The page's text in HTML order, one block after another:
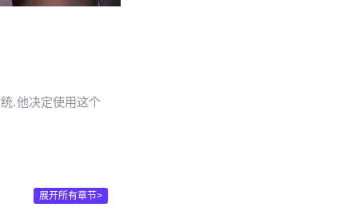
.他决定使用这个
展开所有章节>